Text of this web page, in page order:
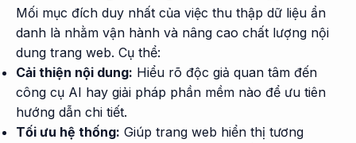
Mối mục đích duy nhất của việc thu thập dữ liệu ẩn
danh là nhằm vận hành và nâng cao chất lượng nội
dung trang web. Cụ thể:
Cải thiện nội dung: Hiểu rõ độc giả quan tâm đến
công cụ AI hay giải pháp phần mềm nào để ưu tiên
hướng dẫn chi tiết.
Tối ưu hệ thống: Giúp trang web hiển thị tương